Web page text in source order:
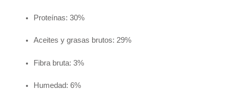
Proteínas: 30%
Aceites y grasas brutos: 29%
Fibra bruta: 3%
Humedad: 6%